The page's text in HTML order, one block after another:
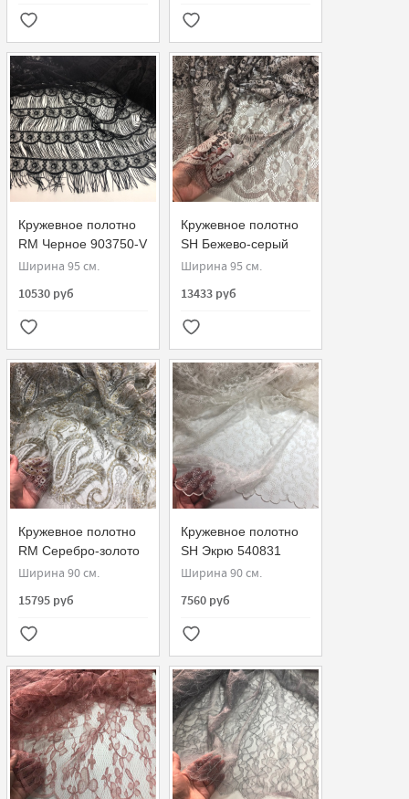
Кружевное полотно
RM Черное 903750-V
Ширина 95 см.
10530 руб
Кружевное полотно
SH Бежево-серый
81574.1
Ширина 95 см.
13433 руб
Кружевное полотно
RM Серебро-золото
908071-G
Ширина 90 см.
15795 руб
Кружевное полотно
SH Экрю 540831
Ширина 90 см.
7560 руб